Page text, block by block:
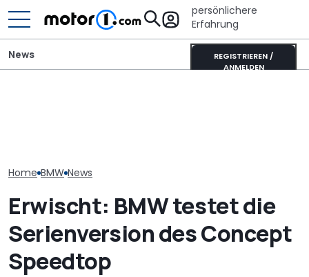
persönlichere
Erfahrung
REGISTRIEREN /
ANMELDEN
News
Home BMW News
Erwischt: BMW testet die
Serienversion des Concept
Speedtop